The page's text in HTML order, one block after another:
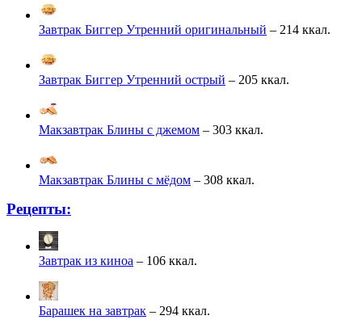
Завтрак Биггер Утренний оригинальный – 214 ккал.
Завтрак Биггер Утренний острый – 205 ккал.
Макзавтрак Блины с джемом – 303 ккал.
Макзавтрак Блины с мёдом – 308 ккал.
Рецепты:
Завтрак из киноа – 106 ккал.
Барашек на завтрак – 294 ккал.